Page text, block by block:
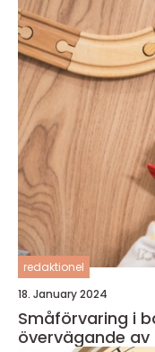
redaktionel
18. January 2024
Småförvaring i
övervägande